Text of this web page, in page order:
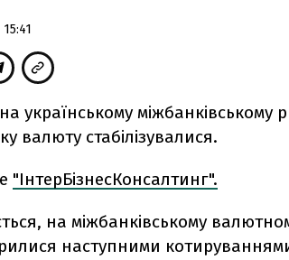
українському міжбанківському
валюту стабілізувалися.
"ІнтерБізнесКонсалтинг".
на міжбанківському
наступними котируваннями